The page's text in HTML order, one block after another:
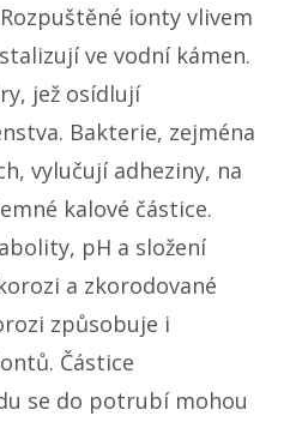
ionty vlivem
ve vodní kámen.
jež osídlují
Bakterie, zejména
vylučují adheziny, na
kalové částice.
pH a složení
a zkorodované
způsobuje i
Částice
se do potrubí mohou